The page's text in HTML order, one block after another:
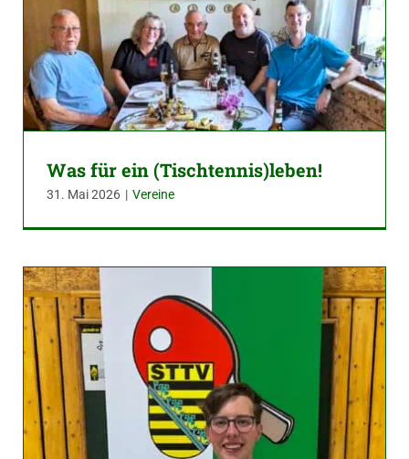
Was für ein (Tischtennis)leben!
31. Mai 2026 | Vereine